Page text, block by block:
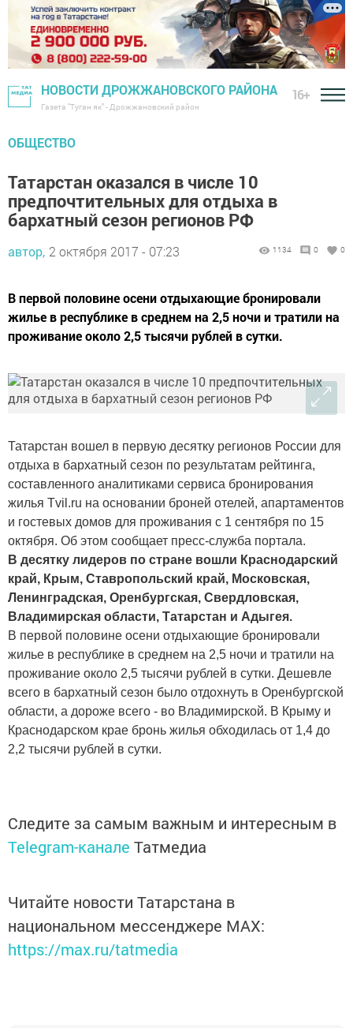
НОВОСТИ ДРОЖЖАНОВСКОГО РАЙОНА
Газета "Туган як" - Дрожжановский район
16+
ОБЩЕСТВО
Татарстан оказался в числе 10
предпочтительных для отдыха в
бархатный сезон регионов РФ
автор, 2 октября 2017 - 07:23 1134 0 0
В первой половине осени отдыхающие бронировали
жилье в республике в среднем на 2,5 ночи и тратили на
проживание около 2,5 тысячи рублей в сутки.
Татарстан вошел в первую десятку регионов России для
отдыха в бархатный сезон по результатам рейтинга,
составленного аналитиками сервиса бронирования
жилья Tvil.ru на основании броней отелей, апартаментов
и гостевых домов для проживания с 1 сентября по 15
октября. Об этом сообщает пресс-служба портала.
В десятку лидеров по стране вошли Краснодарский
край, Крым, Ставропольский край, Московская,
Ленинградская, Оренбургская, Свердловская,
Владимирская области, Татарстан и Адыгея.
В первой половине осени отдыхающие бронировали
жилье в республике в среднем на 2,5 ночи и тратили на
проживание около 2,5 тысячи рублей в сутки. Дешевле
всего в бархатный сезон было отдохнуть в Оренбургской
области, а дороже всего - во Владимирской. В Крыму и
Краснодарском крае бронь жилья обходилась от 1,4 до
2,2 тысячи рублей в сутки.
Следите за самым важным и интересным в
Telegram-канале Татмедиа
Читайте новости Татарстана в
национальном мессенджере MАХ:
https://max.ru/tatmedia